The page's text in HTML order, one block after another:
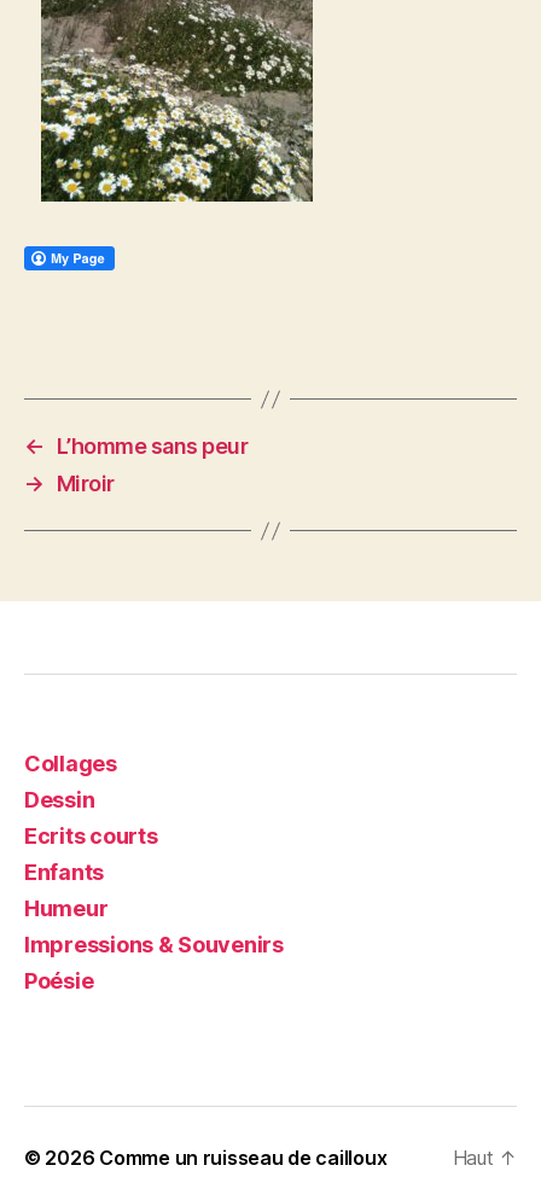
←
L’homme sans peur
→
Miroir
Collages
Dessin
Ecrits courts
Enfants
Humeur
Impressions & Souvenirs
Poésie
© 2026 Comme un ruisseau de cailloux Haut ↑